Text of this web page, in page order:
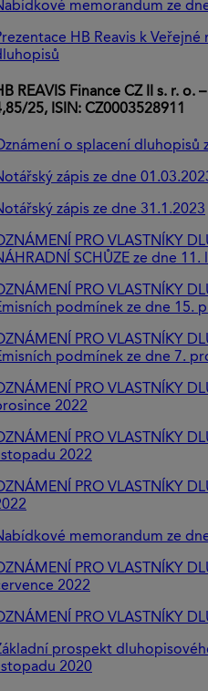
memorandum ze
HB Reavis k Veřejné
REAVIS Finance CZ II s. r. o.
25, ISIN: CZ0003528911
o splacení dluhopisů
zápis ze dne
zápis ze dne 31.1.2023
PRO VLASTNÍKY
SCHŮZE ze dne 11.
PRO VLASTNÍKY
podmínek ze dne 15.
PRO VLASTNÍKY
podmínek ze dne 7.
PRO VLASTNÍKY
2022
PRO VLASTNÍKY
2022
PRO VLASTNÍKY
memorandum ze
PRO VLASTNÍKY
2022
PRO VLASTNÍKY
prospekt
2020